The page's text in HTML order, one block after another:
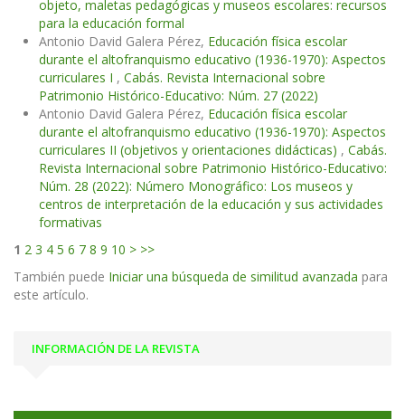
objeto, maletas pedagógicas y museos escolares: recursos
para la educación formal
Antonio David Galera Pérez, Educación física escolar
durante el altofranquismo educativo (1936-1970): Aspectos
curriculares I , Cabás. Revista Internacional sobre
Patrimonio Histórico-Educativo: Núm. 27 (2022)
Antonio David Galera Pérez, Educación física escolar
durante el altofranquismo educativo (1936-1970): Aspectos
curriculares II (objetivos y orientaciones didácticas) , Cabás.
Revista Internacional sobre Patrimonio Histórico-Educativo:
Núm. 28 (2022): Número Monográfico: Los museos y
centros de interpretación de la educación y sus actividades
formativas
1 2 3 4 5 6 7 8 9 10 > >>
También puede Iniciar una búsqueda de similitud avanzada para
este artículo.
INFORMACIÓN DE LA REVISTA